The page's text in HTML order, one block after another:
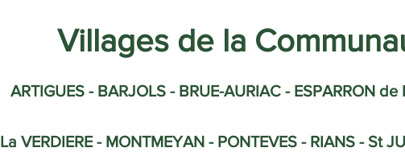
Villages de la
ARTIGUES - BARJOLS - BRUE-AURIAC - ESPARRON
La VERDIERE - MONTMEYAN - PONTEVES - RIANS - St